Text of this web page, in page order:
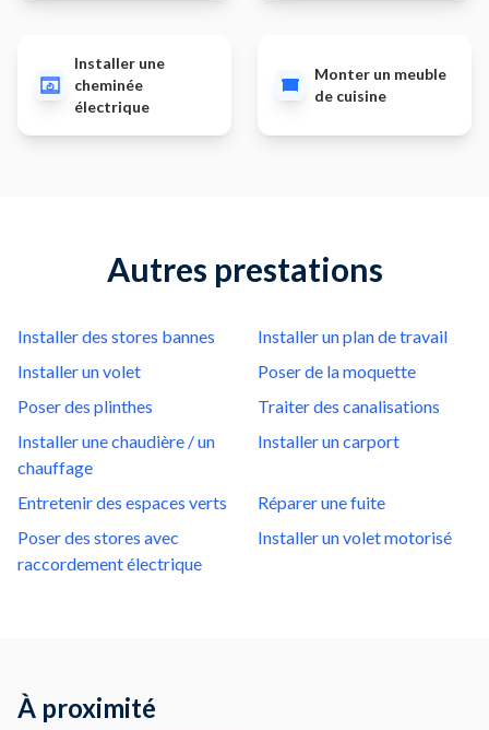
Installer une
cheminée
électrique
Monter un meuble
de cuisine
Autres prestations
Installer des stores bannes
Installer un plan de travail
Installer un volet
Poser de la moquette
Poser des plinthes
Traiter des canalisations
Installer une chaudière / un
chauffage
Installer un carport
Entretenir des espaces verts
Réparer une fuite
Poser des stores avec
raccordement électrique
Installer un volet motorisé
À proximité